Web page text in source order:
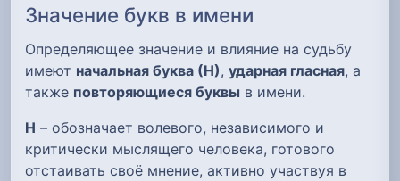
Значение букв в имени
Определяющее значение и влияние на судьбу
имеют начальная буква (Н), ударная гласная, а
также повторяющиеся буквы в имени.
Н – обозначает волевого, независимого и
критически мыслящего человека, готового
отстаивать своё мнение, активно участвуя в